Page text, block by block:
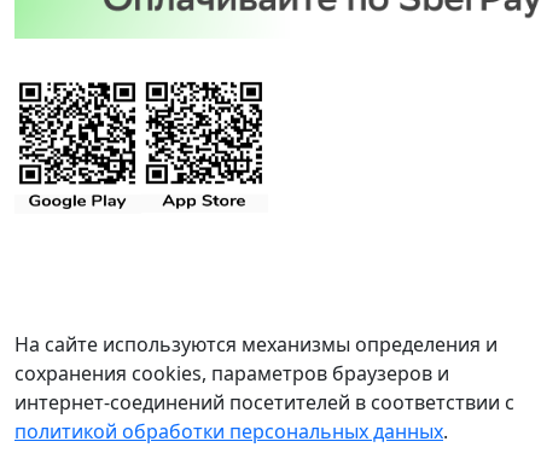
На сайте используются механизмы определения и
сохранения cookies, параметров браузеров и
интернет-соединений посетителей в соответствии с
политикой обработки персональных данных.